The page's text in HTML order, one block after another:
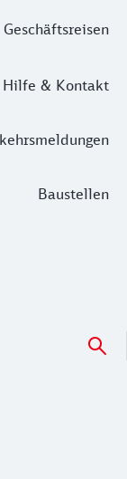
Geschäftsreisen
Hilfe & Kontakt
Baustellen